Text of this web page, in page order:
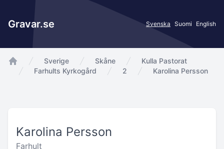
Gravar.se Svenska Suomi English
app.Start
Sverige Skåne
Kulla Pastorat
Farhults Kyrkogård
2 Karolina Persson
Karolina Persson
Farhult